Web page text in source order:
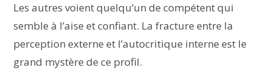
Les autres voient quelqu’un de compétent qui
semble à l’aise et confiant. La fracture entre la
perception externe et l’autocritique interne est le
grand mystère de ce profil.